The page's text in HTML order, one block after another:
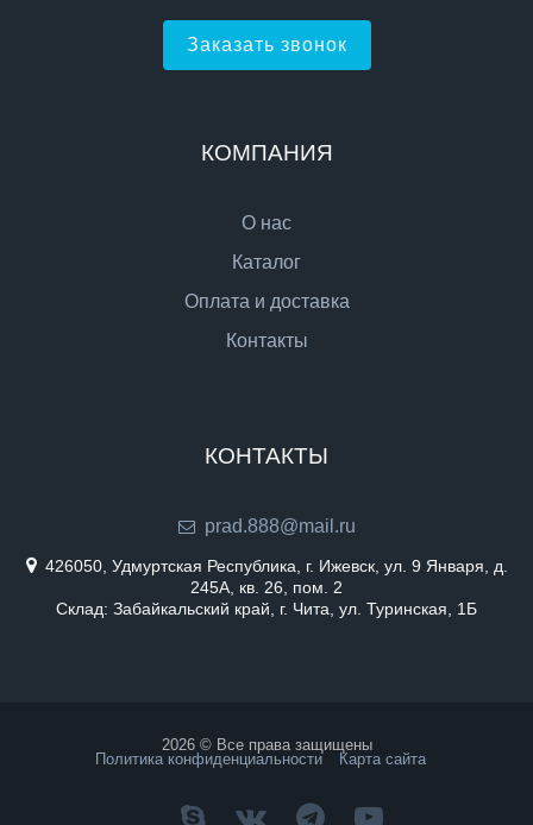
Заказать звонок
КОМПАНИЯ
О нас
Каталог
Оплата и доставка
Контакты
КОНТАКТЫ
prad.888@mail.ru
426050, Удмуртская Республика, г. Ижевск, ул. 9 Января, д.
245А, кв. 26, пом. 2
Склад: Забайкальский край, г. Чита, ул. Туринская, 1Б
2026 © Все права защищены
Политика конфиденциальности
Карта сайта